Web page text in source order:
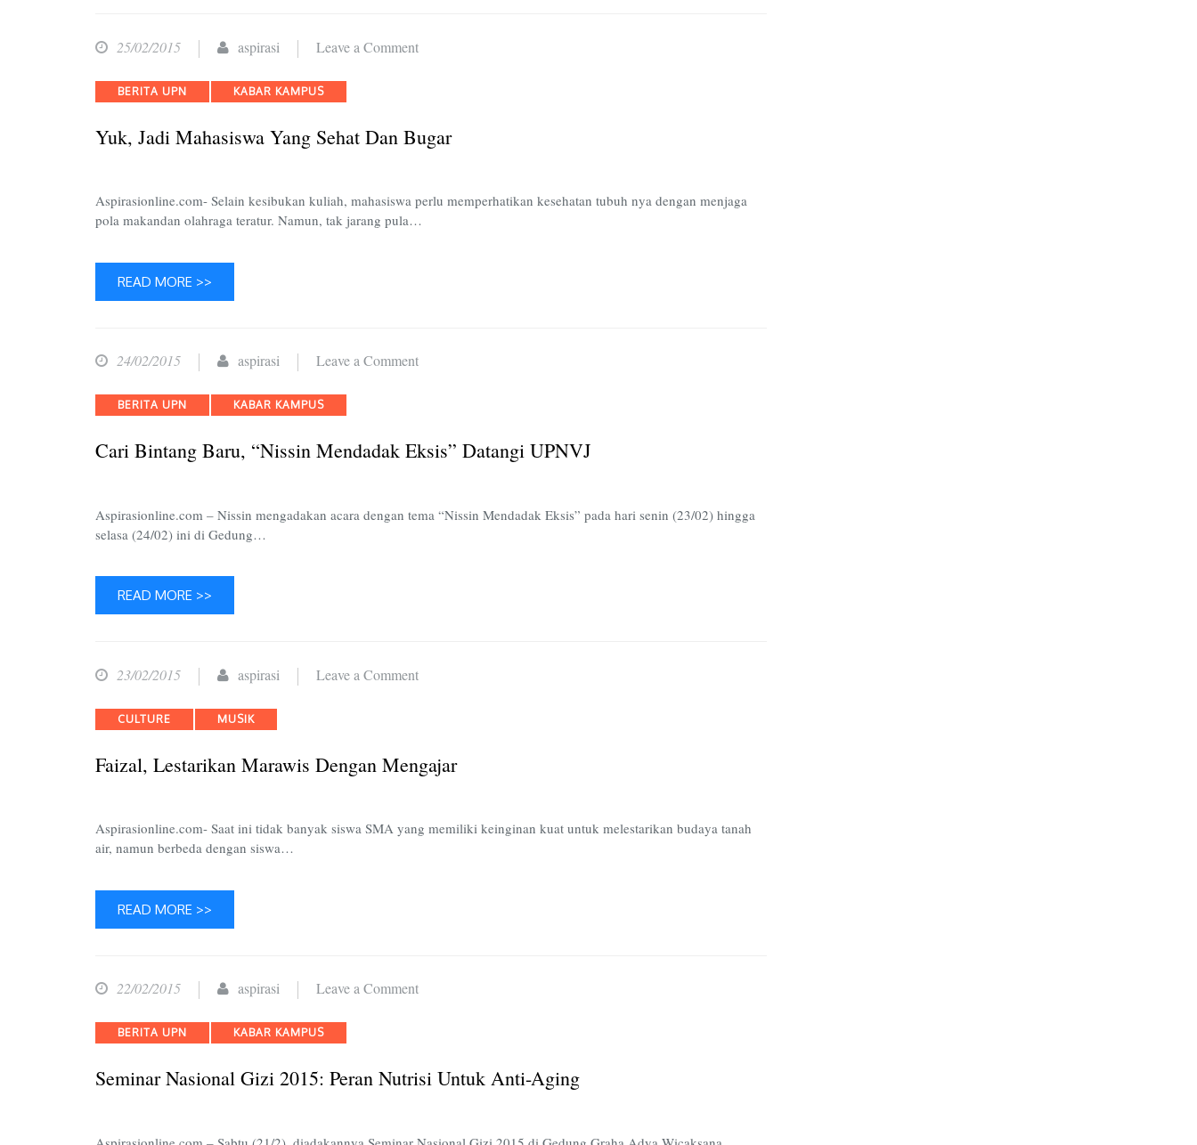
25/02/2015 aspirasi Leave a Commenton
yang
dan
Bugar
Categories
BERITA UPN KABAR KAMPUS
Yuk, Jadi Mahasiswa Yang Sehat Dan Bugar
Aspirasionline.com- Selain kesibukan kuliah, mahasiswa perlu memperhatikan kesehatan tubuh nya dengan menjaga
pola makandan olahraga teratur. Namun, tak jarang pula…
READ MORE >>
24/02/2015 aspirasi Leave a Commenton
“Nissin
Eksis”
Categories
BERITA UPN KABAR KAMPUS
Cari Bintang Baru, “Nissin Mendadak Eksis” Datangi UPNVJ
Aspirasionline.com – Nissin mengadakan acara dengan tema “Nissin Mendadak Eksis” pada hari senin (23/02) hingga
selasa (24/02) ini di Gedung…
READ MORE >>
23/02/2015 aspirasi Leave a Commenton
dengan
Categories
CULTURE MUSIK
Faizal, Lestarikan Marawis Dengan Mengajar
Aspirasionline.com- Saat ini tidak banyak siswa SMA yang memiliki keinginan kuat untuk melestarikan budaya tanah
air, namun berbeda dengan siswa…
READ MORE >>
22/02/2015 aspirasi Leave a Commenton
2015:
Nutrisi
Categories
BERITA UPN KABAR KAMPUS
Seminar Nasional Gizi 2015: Peran Nutrisi Untuk Anti-Aging